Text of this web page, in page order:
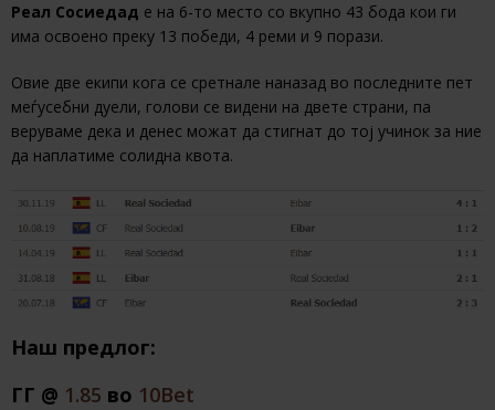
Реал Сосиедад е на 6-то место со вкупно 43 бода кои ги
има освоено преку 13 победи, 4 реми и 9 порази.
Овие две екипи кога се сретнале наназад во последните пет
меѓусебни дуели, голови се видени на двете страни, па
веруваме дека и денес можат да стигнат до тој учинок за ние
да наплатиме солидна квота.
Наш предлог:
ГГ @ 1.85 во 10Bet